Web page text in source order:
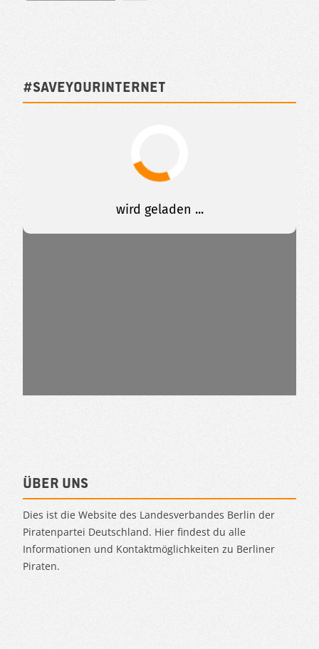
#SAVEYOURINTERNET
Über uns
Dies ist die Website des Landesverbandes Berlin der
Piratenpartei Deutschland. Hier findest du alle
Informationen und Kontaktmöglichkeiten zu Berliner
Piraten.